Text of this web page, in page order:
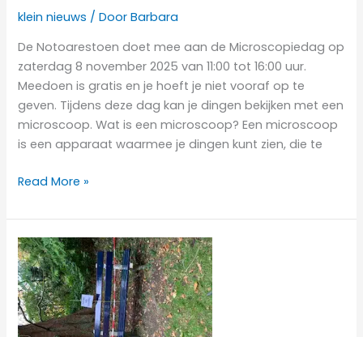
klein nieuws / DoorBarbara
De Notoarestoen doet mee aan de Microscopiedag op
zaterdag 8 november 2025 van 11:00 tot 16:00 uur.
Meedoen is gratis en je hoeft je niet vooraf op te
geven. Tijdens deze dag kan je dingen bekijken met een
microscoop. Wat is een microscoop? Een microscoop
is een apparaat waarmee je dingen kunt zien, die te
Read More »
Nieuwsbrief
2025
Najaar